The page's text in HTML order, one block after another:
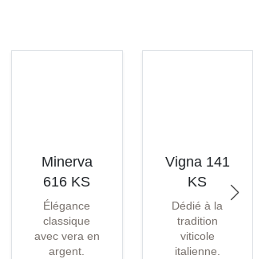
Minerva
616 KS
Élégance
classique
avec vera en
argent.
Vigna 141
KS
Dédié à la
tradition
viticole
italienne.